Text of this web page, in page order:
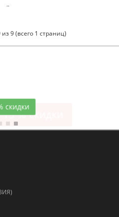
..
9 (всего 1 страниц)
скидки